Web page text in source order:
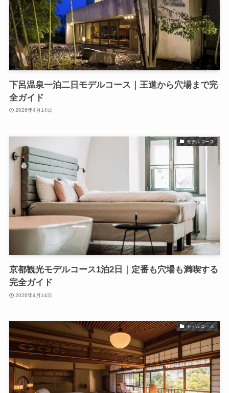
下呂温泉一泊二日モデルコース｜王道から穴場まで完
全ガイド
2026年4月14日
モデルコース
京都観光モデルコース1泊2日｜定番も穴場も満喫する
完全ガイド
2026年4月14日
モデルコース